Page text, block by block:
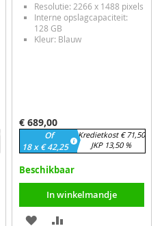
Resolutie: 2266 x 1488 pixels
Interne opslagcapaciteit:
128 GB
Kleur: Blauw
€ 689,00
Of
18 x € 42,25
Kredietkost € 71,50
JKP 13,50 %
Beschikbaar
In winkelmandje
VOEG